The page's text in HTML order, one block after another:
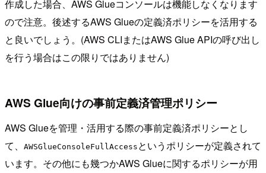
作成した場合、AWS Glueコンソールは機能しなくなります
ので注意。後述するAWS Glueの定義済ポリシーを活用する
と良いでしょう。(AWS CLIまたはAWS Glue APIの呼び出し
を行う場合はこの限りではありません)
AWS Glue向けの事前定義済管理ポリシー
AWS Glueを管理・活用する際の事前定義済ポリシーとし
て、
AWSGlueConsoleFullAccess というポリシーが定義されて
います。その他にも幾つかAWS Glueに関するポリシーが用